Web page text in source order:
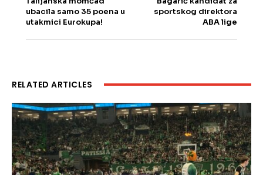
ubacila samo 35 poena u
utakmici Eurokupa!
sportskog direktora
ABA lige
RELATED ARTICLES